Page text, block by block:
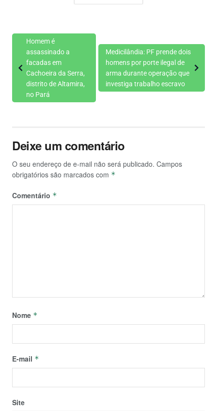
Homem é
assassinado a
facadas em
Cachoeira da Serra,
distrito de Altamira,
no Pará
Medicilândia: PF prende dois
homens por porte ilegal de
arma durante operação que
investiga trabalho escravo
Deixe um comentário
O seu endereço de e-mail não será publicado. Campos
obrigatórios são marcados com *
Comentário *
Nome *
E-mail *
Site